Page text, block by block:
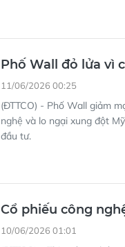
Phố Wall đỏ lửa vì
11/06/2026 00:25
(ĐTTCO) - Phố Wall giảm
nghệ và lo ngại xung đột
đầu tư.
Cổ phiếu công
10/06/2026 01:01